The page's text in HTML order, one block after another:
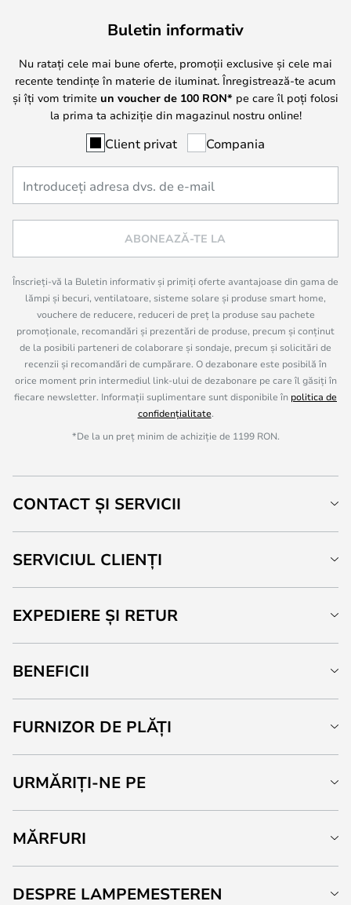
Buletin informativ
Nu ratați cele mai bune oferte, promoții exclusive și cele mai
recente tendințe în materie de iluminat. Înregistrează-te acum
și îți vom trimite un voucher de 100 RON* pe care îl poți folosi
la prima ta achiziție din magazinul nostru online!
Client privat Compania
ABONEAZĂ-TE LA
Înscrieți-vă la Buletin informativ și primiți oferte avantajoase din gama de
lămpi și becuri, ventilatoare, sisteme solare și produse smart home,
vouchere de reducere, reduceri de preț la produse sau pachete
promoționale, recomandări și prezentări de produse, precum și conținut
de la posibili parteneri de colaborare și sondaje, precum și solicitări de
recenzii și recomandări de cumpărare. O dezabonare este posibilă în
orice moment prin intermediul link-ului de dezabonare pe care îl găsiți în
fiecare newsletter. Informații suplimentare sunt disponibile în politica de
confidențialitate.
*De la un preț minim de achiziție de 1199 RON.
CONTACT ȘI SERVICII
SERVICIUL CLIENȚI
EXPEDIERE ȘI RETUR
BENEFICII
FURNIZOR DE PLĂȚI
URMĂRIȚI-NE PE
MĂRFURI
DESPRE LAMPEMESTEREN